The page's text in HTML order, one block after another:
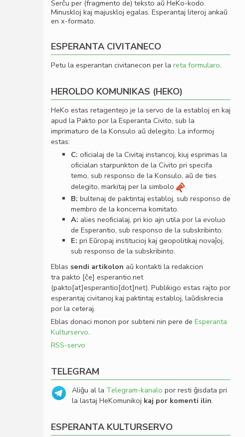
Serĉu per (fragmento de) teksto aŭ HeKo-kodo.
Minuskloj kaj majuskloj egalas. Esperantaj literoj ankaŭ
en x-formato.
ESPERANTA CIVITANECO
Petu la esperantan civitanecon per la reta formularo.
HEROLDO KOMUNIKAS (HEKO)
HeKo estas retagentejo je la servo de la establoj en kaj
apud la Pakto por la Esperanta Civito, sub la
imprimaturo de la Konsulo aŭ delegito. La informoj
estas:
C: oﬁcialaj de la Civitaj instancoj, kiuj esprimas la
oﬁcialan starpunkton de la Civito pri specifa
temo, sub responso de la Konsulo, aŭ de ties
delegito, markitaj per la simbolo
.
B: bultenaj de paktintaj establoj, sub responso de
membro de la koncerna komitato.
A: alies neoﬁcialaj, pri kio ajn utila por la evoluo
de Esperantio, sub responso de la subskribinto.
E: pri Eŭropaj institucioj kaj geopolitikaj novaĵoj,
sub responso de la subskribinto.
Eblas sendi artikolon aŭ kontakti la redakcion
tra pakto [ĉe] esperantio.net
(pakto[at]esperantio[dot]net). Publikigo estas rajto por
esperantaj civitanoj kaj paktintaj establoj, laŭdiskrecia
por la ceteraj.
Eblas donaci monon por subteni nin pere de Esperanta
Kulturservo.
RSS-servo
TELEGRAM
Aliĝu al la Telegram-kanalo por resti ĝisdata pri
la lastaj HeKomunikoj kaj por komenti ilin.
ESPERANTA KULTURSERVO